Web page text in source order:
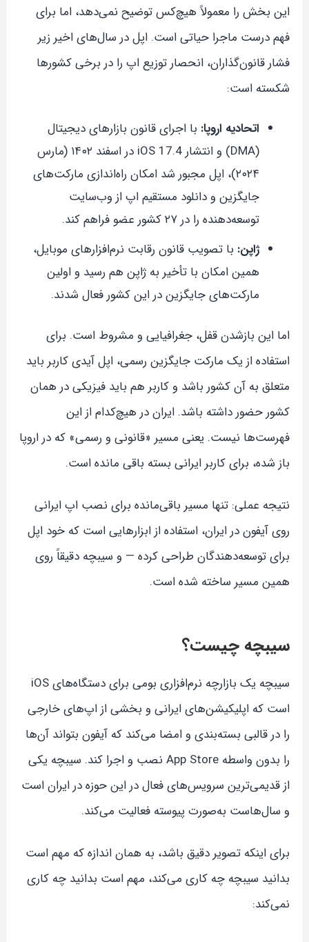
این بخش را معمولاً هیچ‌کس توضیح نمی‌دهد، اما برای
فهم درست ماجرا حیاتی است. اپل در سال‌های اخیر زیر
فشار قانون‌گذاران، انحصار توزیع اپ را در برخی کشورها
شکسته است:
اتحادیه اروپا: با اجرای قانون بازارهای دیجیتال
(DMA) و انتشار iOS 17.4 در اسفند ۱۴۰۲ (مارس
۲۰۲۴)، اپل مجبور شد امکان راه‌اندازی مارکت‌های
جایگزین و دانلود مستقیم اپ از وب‌سایت
توسعه‌دهنده را در ۲۷ کشور عضو فراهم کند.
ژاپن: با تصویب قانون رقابت نرم‌افزارهای موبایل،
همین امکان با تأخیر به ژاپن هم رسید و اولین
مارکت‌های جایگزین در این کشور فعال شدند.
اما این بازشدن قفل، جغرافیایی و مشروط است. برای
استفاده از یک مارکت جایگزین رسمی، اپل آیدی کاربر باید
متعلق به آن کشور باشد و کاربر هم باید فیزیکی در همان
کشور حضور داشته باشد. ایران در هیچ‌کدام از این
فهرست‌ها نیست. یعنی مسیر «قانونی و رسمی» که در اروپا
باز شده، برای کاربر ایرانی بسته باقی مانده است.
نتیجه عملی: تنها مسیر باقی‌مانده برای نصب اپ ایرانی
روی آیفون در ایران، استفاده از ابزارهایی است که خود اپل
برای توسعه‌دهندگان طراحی کرده — و سیبچه دقیقاً روی
همین مسیر ساخته شده است.
سیبچه چیست؟
سیبچه یک بازارچه نرم‌افزاری بومی برای دستگاه‌های iOS
است که اپلیکیشن‌های ایرانی و بخشی از اپ‌های خارجی
را در قالبی بسته‌بندی و امضا می‌کند که آیفون بتواند آن‌ها
را بدون واسطه App Store نصب و اجرا کند. سیبچه یکی
از قدیمی‌ترین سرویس‌های فعال در این حوزه در ایران است
و سال‌هاست به‌صورت پیوسته فعالیت می‌کند.
برای اینکه تصویر دقیق باشد، به همان اندازه که مهم است
بدانید سیبچه چه کاری می‌کند، مهم است بدانید چه کاری
نمی‌کند: